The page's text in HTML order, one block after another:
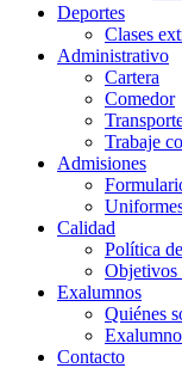
Deportes
Clases
Administrativo
Cartera
Comedor
Trabaje
Admisiones
Calidad
Política
Objetivos
Exalumnos
Quiénes
Contacto